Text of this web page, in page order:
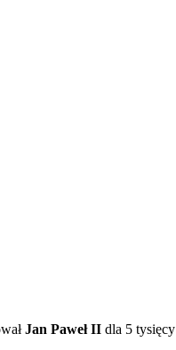
Jan Paweł II dla 5